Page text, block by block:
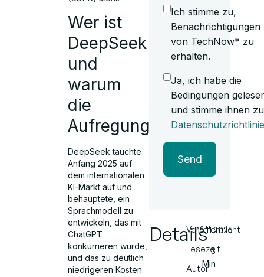
Wer ist
DeepSeek
und
warum
die
Aufregung?
DeepSeek tauchte
Anfang 2025 auf
dem internationalen
KI-Markt auf und
behauptete, ein
Sprachmodell zu
entwickeln, das mit
ChatGPT
konkurrieren würde,
und das zu deutlich
niedrigeren Kosten.
Ich stimme zu,
Benachrichtigungen
von TechNow* zu
erhalten.
Ja, ich habe die
Bedingungen
und stimme ihnen
Datenschutzrichtlinie
Send
DetailsVeröffentlicht
Lesezeit
Autor
15.11.2025
3
Min